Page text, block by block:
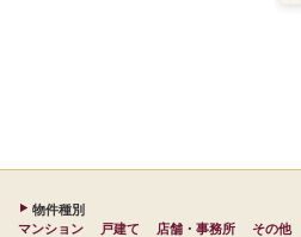
物件種別
マンション
戸建て 店舗・事務所
その他